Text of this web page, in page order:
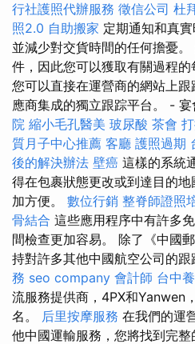
行社護照代辦服務 徵信公司 杜
照2.0 自助搬家 定期通知和真
並減少對交貨時間的任何擔憂
件，因此您可以獲取有關過程的
您可以直接在運營商的網站上
應商集成的獨立跟踪平台。 - 宴
院 縮小毛孔醫美 玻尿酸 茶會
質月子中心推薦 客廳 護照過期
後的解決辦法 壁癌 這樣的系統
得在包裹狀態更改或到達目的
加方便。 數位行銷 整脊師證照
骨結合 這些應用程序中有許多
間檢查更加容易。 除了《中國
持對許多其他中國航空公司的跟
務 seo company 會計師 台中
流服務提供商，4PX和Yanwen
名。 后里按摩服務 在我們的運
他中國運輸服務，您將找到完整